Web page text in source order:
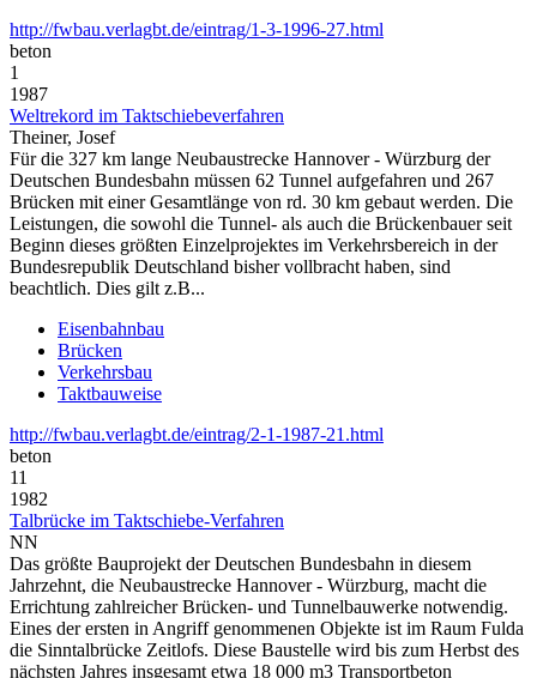
http://fwbau.verlagbt.de/eintrag/1-3-1996-27.html
beton
1
1987
Weltrekord im Taktschiebeverfahren
Theiner, Josef
Für die 327 km lange Neubaustrecke Hannover - Würzburg der
Deutschen Bundesbahn müssen 62 Tunnel aufgefahren und 267
Brücken mit einer Gesamtlänge von rd. 30 km gebaut werden. Die
Leistungen, die sowohl die Tunnel- als auch die Brückenbauer seit
Beginn dieses größten Einzelprojektes im Verkehrsbereich in der
Bundesrepublik Deutschland bisher vollbracht haben, sind
beachtlich. Dies gilt z.B...
Eisenbahnbau
Brücken
Verkehrsbau
Taktbauweise
http://fwbau.verlagbt.de/eintrag/2-1-1987-21.html
beton
11
1982
Talbrücke im Taktschiebe-Verfahren
NN
Das größte Bauprojekt der Deutschen Bundesbahn in diesem
Jahrzehnt, die Neubaustrecke Hannover - Würzburg, macht die
Errichtung zahlreicher Brücken- und Tunnelbauwerke notwendig.
Eines der ersten in Angriff genommenen Objekte ist im Raum Fulda
die Sinntalbrücke Zeitlofs. Diese Baustelle wird bis zum Herbst des
nächsten Jahres insgesamt etwa 18 000 m3 Transportbeton